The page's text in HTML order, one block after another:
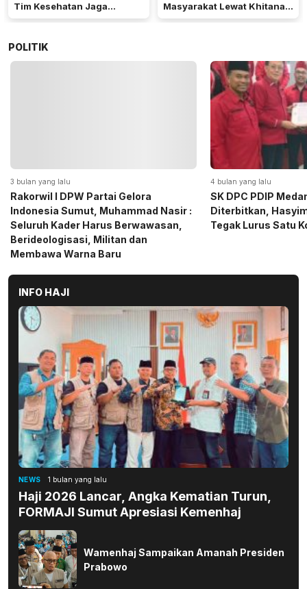
Tim Kesehatan Jaga
Kondisi Petugas
Masyarakat Lewat Khitanan
Massal di Kotabunan
POLITIK
4 bulan yang lalu
SK DPC PDIP Medan Resmi
Diterbitkan, Hasyim SE: Solid dan
Tegak Lurus Satu Komando
5 bulan yang lalu
Momen Haru
Gerindra Sumut
Sembako kepada
INFO HAJI
NEWS 1 bulan yang lalu
Haji 2026 Lancar, Angka Kematian Turun,
FORMAJI Sumut Apresiasi Kemenhaj
Wamenhaj Sampaikan Amanah Presiden
Prabowo